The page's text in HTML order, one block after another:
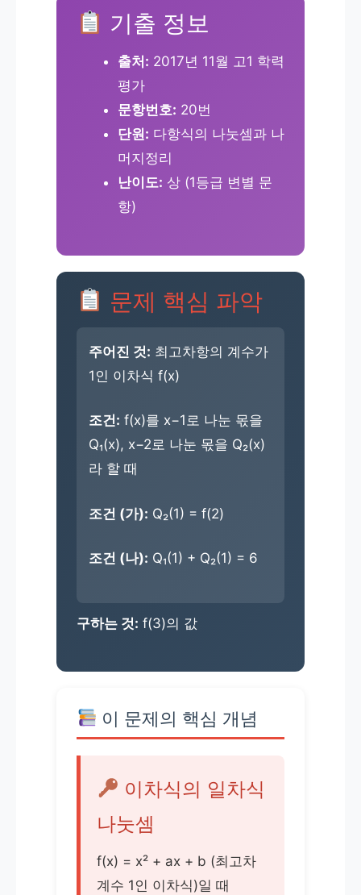
기출 정보
출처: 2017년 11월 고1 학력
평가
문항번호: 20번
단원: 다항식의 나눗셈과 나
머지정리
난이도: 상 (1등급 변별 문
항)
문제 핵심 파악
주어진 것: 최고차항의 계수가
1인 이차식 f(x)
조건: f(x)를 x−1로 나눈 몫을
Q₁(x), x−2로 나눈 몫을 Q₂(x)
라 할 때
조건 (가): Q₂(1) = f(2)
조건 (나): Q₁(1) + Q₂(1) = 6
구하는 것: f(3)의 값
이 문제의 핵심 개념
이차식의 일차식
나눗셈
f(x) = x² + ax + b (최고차
계수 1인 이차식)일 때